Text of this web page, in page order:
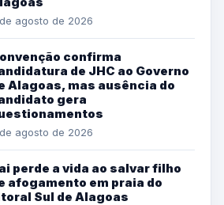
agosto de 2026
confirma
de JHC ao Governo
Alagoas, mas ausência do
gera
agosto de 2026
perde a vida ao salvar filho
afogamento em praia do
Sul de Alagoas